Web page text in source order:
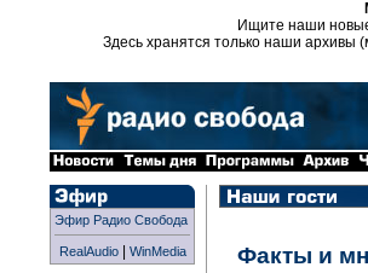
Ищите наши
Здесь хранятся только наши архивы
Эфир Радио Свобода
RealAudio| WinMedia Факты и